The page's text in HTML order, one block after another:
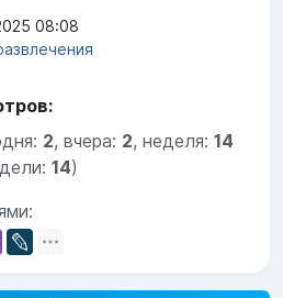
08:08
2, вчера: 2, неделя: 14
14)